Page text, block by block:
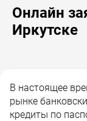
Онлайн
Иркутске
В настоящее
рынке
кредиты по